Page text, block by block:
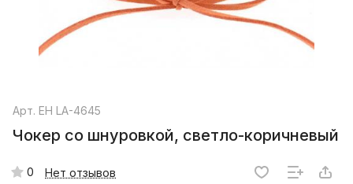
Арт. EH LA-4645
Чокер со шнуровкой, светло-коричневый
0 Нет отзывов